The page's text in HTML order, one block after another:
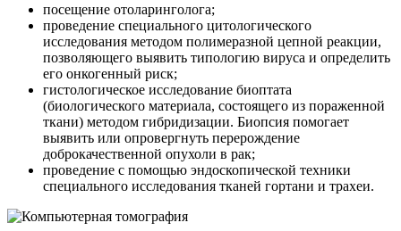
посещение отоларинголога;
проведение специального цитологического
исследования методом полимеразной цепной реакции,
позволяющего выявить типологию вируса и определить
его онкогенный риск;
гистологическое исследование биоптата
(биологического материала, состоящего из пораженной
ткани) методом гибридизации. Биопсия помогает
выявить или опровергнуть перерождение
доброкачественной опухоли в рак;
проведение с помощью эндоскопической техники
специального исследования тканей гортани и трахеи.